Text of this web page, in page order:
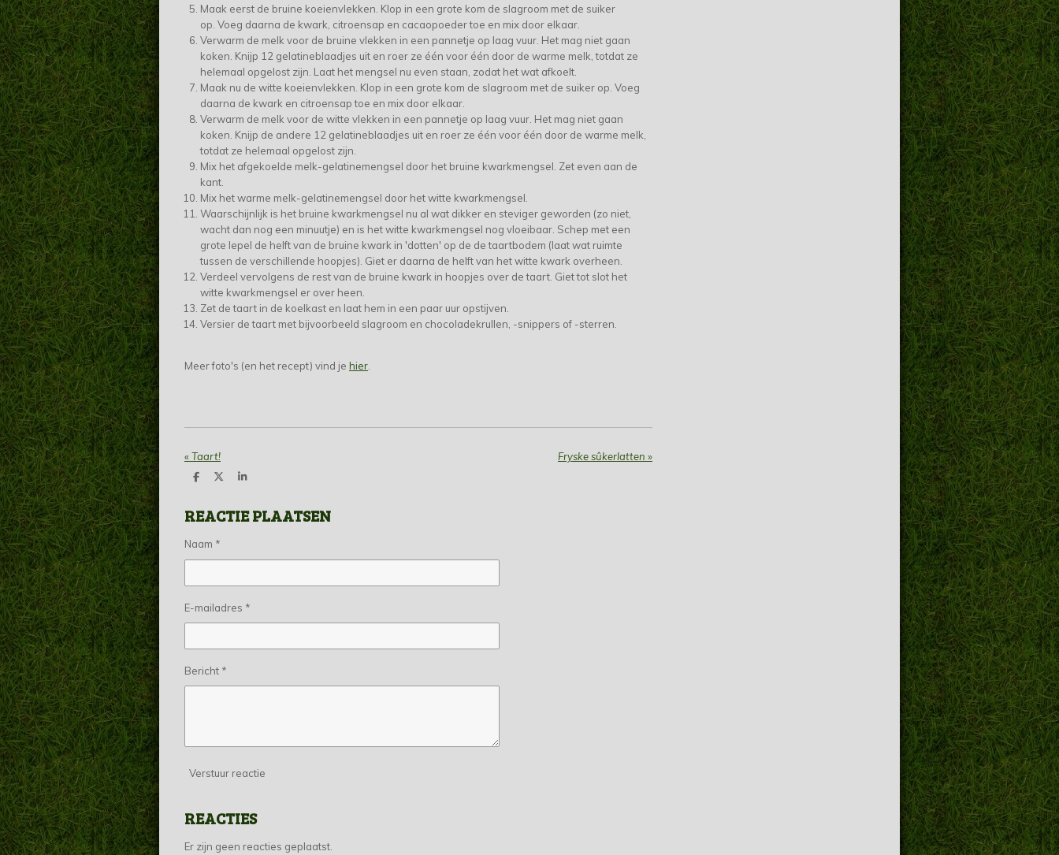
Maak eerst de bruine koeienvlekken. Klop in een grote kom de slagroom met de suiker
op. Voeg daarna de kwark, citroensap en cacaopoeder toe en mix door elkaar.
Verwarm de melk voor de bruine vlekken in een pannetje op laag vuur. Het mag niet gaan
koken. Knijp 12 gelatineblaadjes uit en roer ze één voor één door de warme melk, totdat ze
helemaal opgelost zijn. Laat het mengsel nu even staan, zodat het wat afkoelt.
Maak nu de witte koeienvlekken. Klop in een grote kom de slagroom met de suiker op. Voeg
daarna de kwark en citroensap toe en mix door elkaar.
Verwarm de melk voor de witte vlekken in een pannetje op laag vuur. Het mag niet gaan
koken. Knijp de andere 12 gelatineblaadjes uit en roer ze één voor één door de warme melk,
totdat ze helemaal opgelost zijn.
Mix het afgekoelde melk-gelatinemengsel door het bruine kwarkmengsel. Zet even aan de
kant.
Mix het warme melk-gelatinemengsel door het witte kwarkmengsel.
Waarschijnlijk is het bruine kwarkmengsel nu al wat dikker en steviger geworden (zo niet,
wacht dan nog een minuutje) en is het witte kwarkmengsel nog vloeibaar. Schep met een
grote lepel de helft van de bruine kwark in 'dotten' op de de taartbodem (laat wat ruimte
tussen de verschillende hoopjes). Giet er daarna de helft van het witte kwark overheen.
Verdeel vervolgens de rest van de bruine kwark in hoopjes over de taart. Giet tot slot het
witte kwarkmengsel er over heen.
Zet de taart in de koelkast en laat hem in een paar uur opstijven.
Versier de taart met bijvoorbeeld slagroom en chocoladekrullen, -snippers of -sterren.
Meer foto's (en het recept) vind je hier
«Taart! Fryske sûkerlatten »
D
e
n
D
l
S
r
e
REACTIE PLAATSEN
Naam *
E-mailadres *
Bericht *
Verstuur reactie
REACTIES
Er zijn geen reacties geplaatst.